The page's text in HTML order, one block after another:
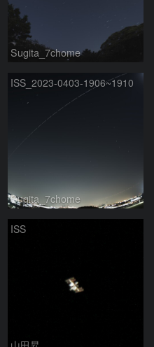
Sugita_7chome
ISS_2023-0403-1906~1910
Sugita_7chome
ISS